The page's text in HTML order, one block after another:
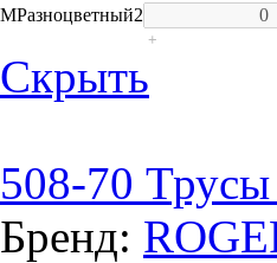
MРазноцветный2
+
Скрыть
508-70
Бренд: